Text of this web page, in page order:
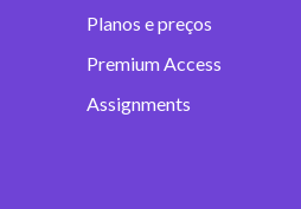
Planos e preços
Premium Access
Assignments